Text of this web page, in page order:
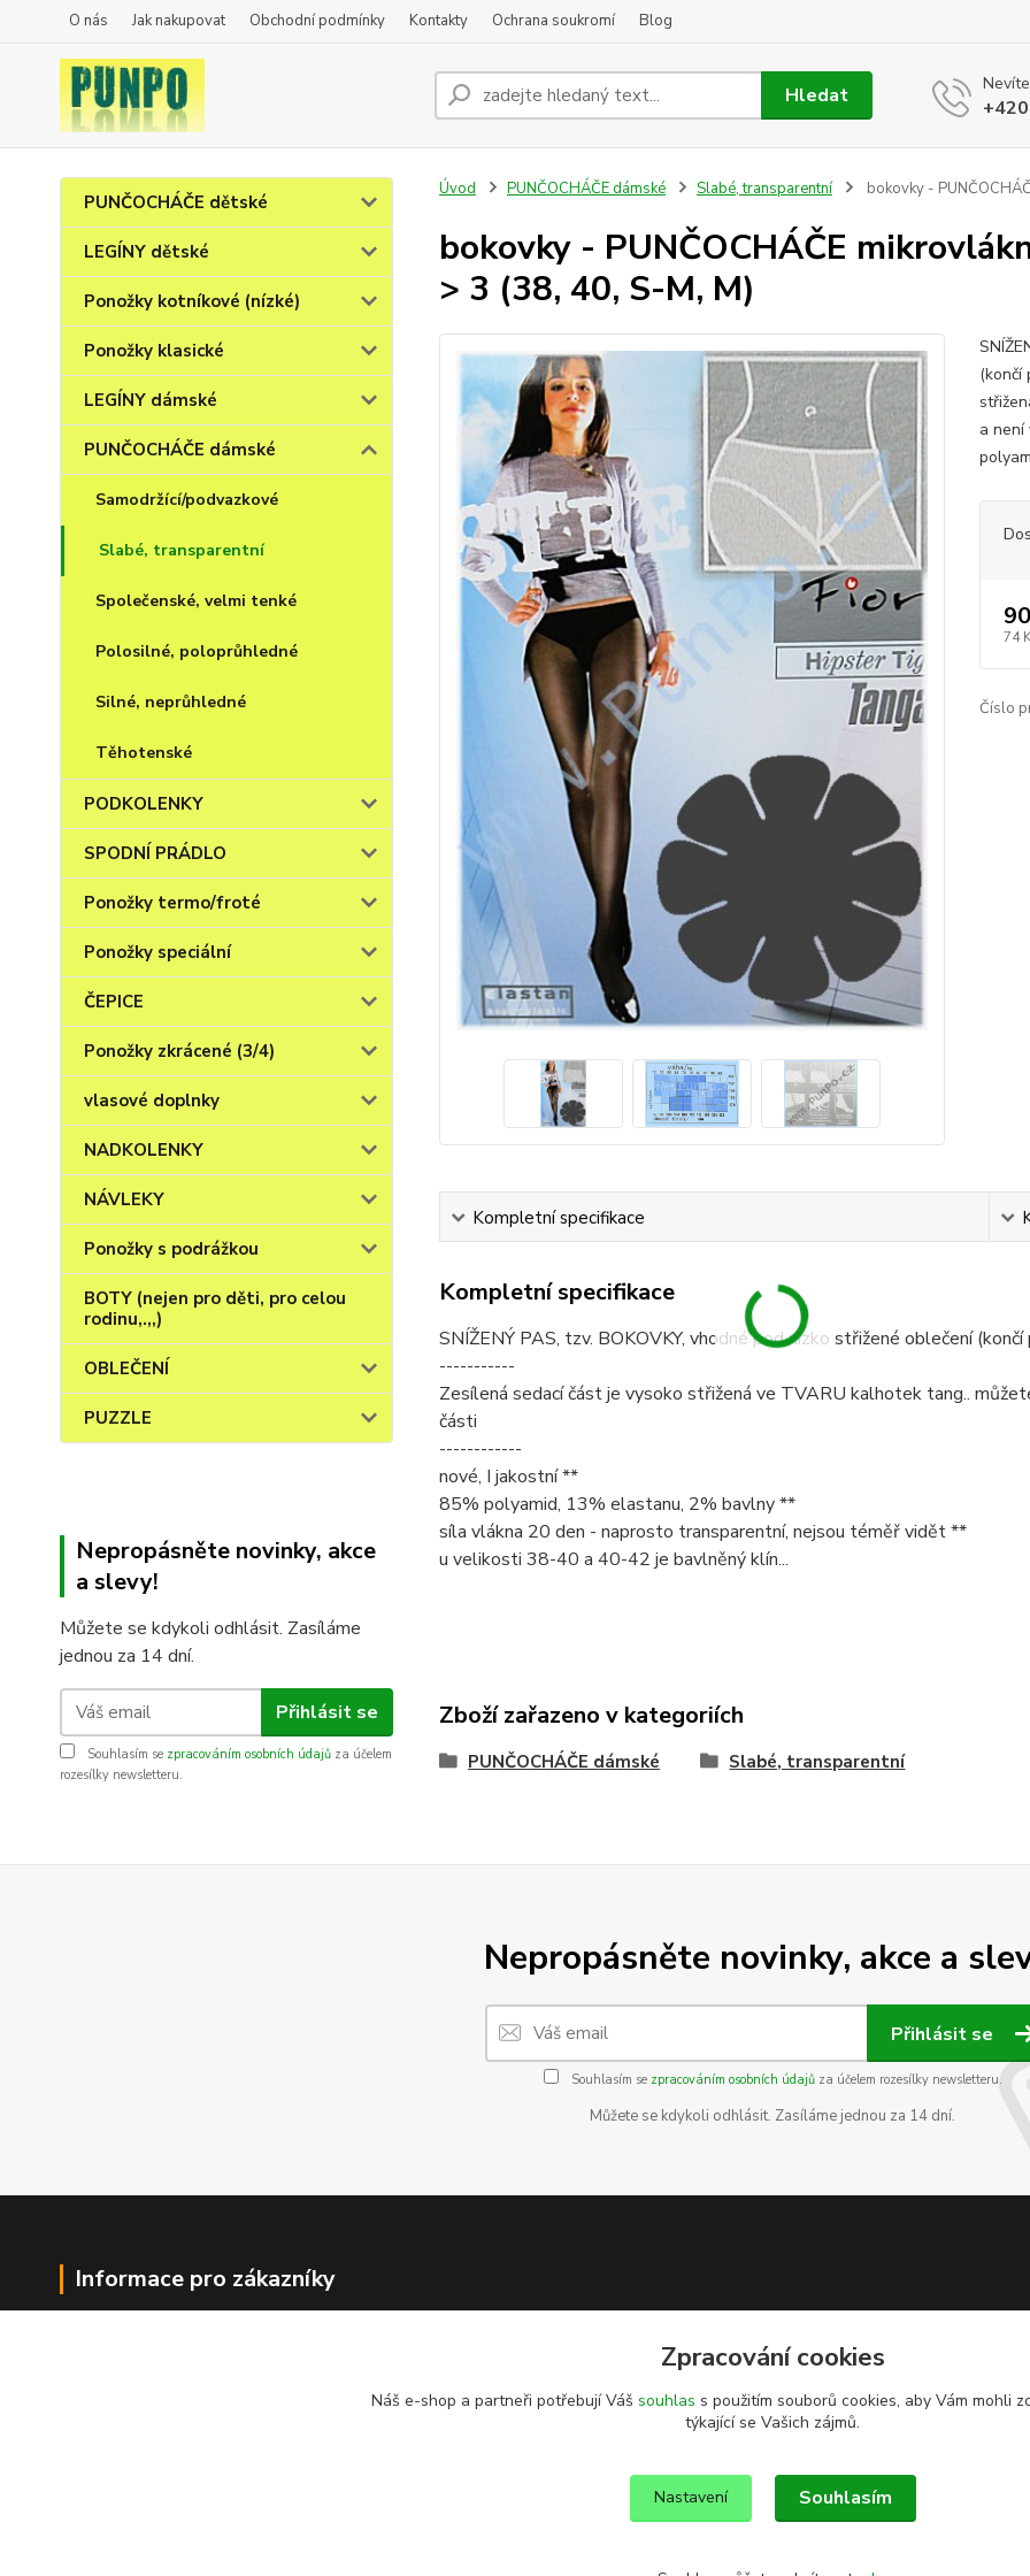
O nás Jak nakupovat Obchodní podmínky Kontakty Ochrana soukromí Blog
Hledat
PUNČOCHÁČE dětské
LEGÍNY dětské
Ponožky kotníkové (nízké)
Ponožky klasické
LEGÍNY dámské
PUNČOCHÁČE dámské
Samodržící/podvazkové
Slabé, transparentní
Společenské, velmi tenké
Polosilné, poloprůhledné
Silné, neprůhledné
Těhotenské
PODKOLENKY
SPODNÍ PRÁDLO
Ponožky termo/froté
Ponožky speciální
ČEPICE
Ponožky zkrácené (3/4)
vlasové doplnky
NADKOLENKY
NÁVLEKY
Ponožky s podrážkou
BOTY (nejen pro děti, pro celou
rodinu,.,,)
OBLEČENÍ
PUZZLE
Nepropásněte novinky, akce
a slevy!
Můžete se kdykoli odhlásit. Zasíláme
jednou za 14 dní.
Přihlásit se
Souhlasím se zpracováním osobních údajů za účelem
rozesílky newsletteru.
Úvod PUNČOCHÁČE dámské Slabé, transparentní bokovky -
bokovky - PUNČOCHÁČE
> 3 (38, 40, S-M, M)
(končí
a
74
Číslo
Kompletní specifikace
Kompletní specifikace
SNÍŽENÝ PAS, tzv. BOKOVKY, vhodné pod nízko střižené oblečení
-----------
Zesílená sedací část je vysoko střižená ve TVARU kalhotek tang..
části
------------
nové, I jakostní **
85% polyamid, 13% elastanu, 2% bavlny **
síla vlákna 20 den - naprosto transparentní, nejsou téměř vidět **
u velikosti 38-40 a 40-42 je bavlněný klín...
Zboží zařazeno v kategoriích
PUNČOCHÁČE dámské Slabé, transparentní
Nepropásněte novinky, akce a
Přihlásit se
Souhlasím se zpracováním osobních údajůza účelem rozesílky newsletteru.
Můžete se kdykoli odhlásit. Zasíláme jednou za 14 dní.
Informace pro zákazníky
Zpracování cookies
Náš e-shop a partneři potřebují Váš souhlas s použitím souborů cookies, aby Vám mohli
týkající se Vašich zájmů.
Nastavení Souhlasím